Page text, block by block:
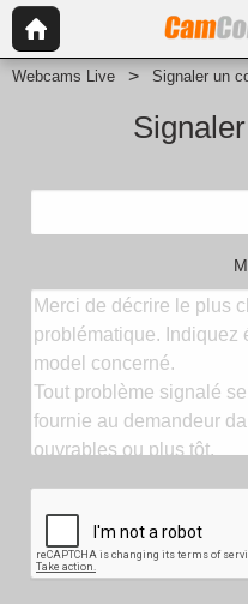
Webcams Live Signaler un